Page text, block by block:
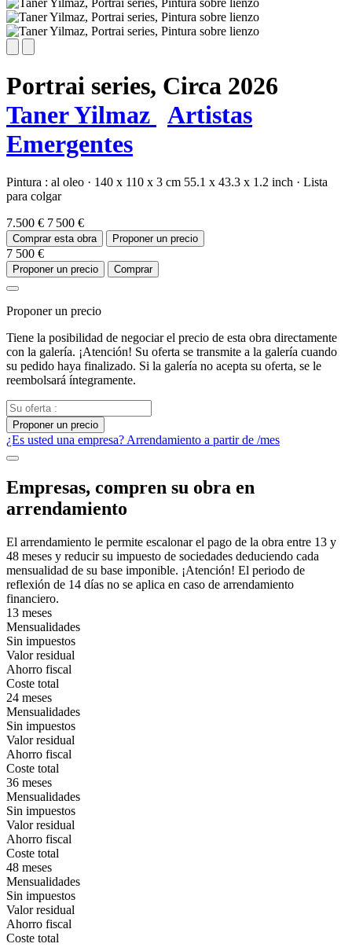
Portrai series, Circa 2026
Taner Yilmaz
Artistas
Emergentes
Pintura : al oleo · 140 x 110 x 3 cm 55.1 x 43.3 x 1.2 inch · Lista
para colgar
7.500 € 7 500 €
Comprar esta obra Proponer un precio
7 500 €
Proponer un precio Comprar
Proponer un precio
Tiene la posibilidad de negociar el precio de esta obra directamente
con la galería. ¡Atención! Su oferta se transmite a la galería cuando
su pedido haya finalizado. Si la galería no acepta su oferta, se le
reembolsará íntegramente.
Proponer un precio
¿Es usted una empresa? Arrendamiento a partir de /mes
Empresas, compren su obra en
arrendamiento
El arrendamiento le permite escalonar el pago de la obra entre 13 y
48 meses y reducir su impuesto de sociedades deduciendo cada
mensualidad de su base imponible. ¡Atención! El periodo de
reflexión de 14 días no se aplica en caso de arrendamiento
financiero.
13 meses
Mensualidades
Sin impuestos
Valor residual
Ahorro fiscal
Coste total
24 meses
Mensualidades
Sin impuestos
Valor residual
Ahorro fiscal
Coste total
36 meses
Mensualidades
Sin impuestos
Valor residual
Ahorro fiscal
Coste total
48 meses
Mensualidades
Sin impuestos
Valor residual
Ahorro fiscal
Coste total